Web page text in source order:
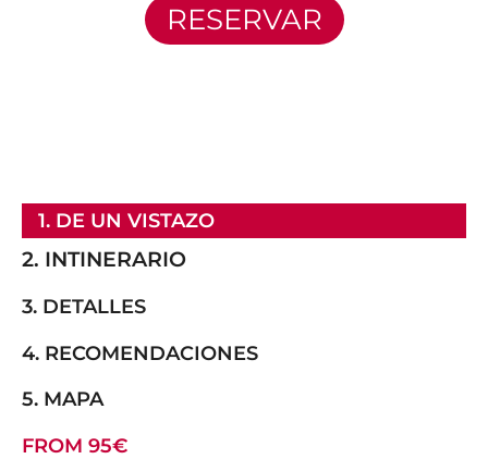
RESERVAR
1. DE UN VISTAZO
2. INTINERARIO
3. DETALLES
4. RECOMENDACIONES
5. MAPA
FROM 95€